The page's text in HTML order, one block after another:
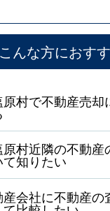
こんな方におす
村で不動産売却
村近隣の不動産
知りたい
会社に不動産の